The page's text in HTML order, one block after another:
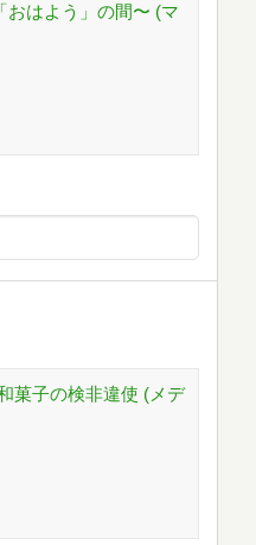
はよう」の間〜 (マ
菓子の検非違使 (メデ